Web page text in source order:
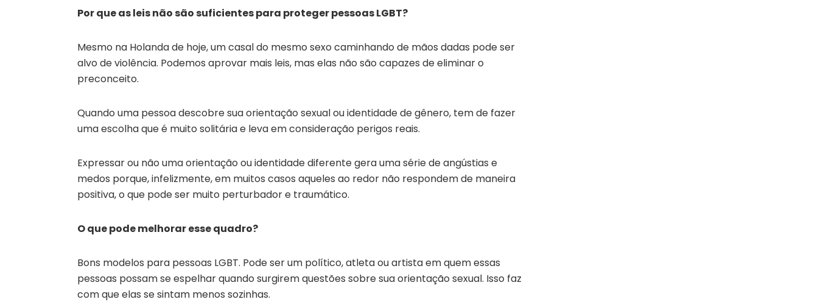
Por que as leis não são suficientes para proteger pessoas LGBT?
Mesmo na Holanda de hoje, um casal do mesmo sexo caminhando de mãos dadas pode ser
alvo de violência. Podemos aprovar mais leis, mas elas não são capazes de eliminar o
preconceito.
Quando uma pessoa descobre sua orientação sexual ou identidade de gênero, tem de fazer
uma escolha que é muito solitária e leva em consideração perigos reais.
Expressar ou não uma orientação ou identidade diferente gera uma série de angústias e
medos porque, infelizmente, em muitos casos aqueles ao redor não respondem de maneira
positiva, o que pode ser muito perturbador e traumático.
O que pode melhorar esse quadro?
Bons modelos para pessoas LGBT. Pode ser um político, atleta ou artista em quem essas
pessoas possam se espelhar quando surgirem questões sobre sua orientação sexual. Isso faz
com que elas se sintam menos sozinhas.